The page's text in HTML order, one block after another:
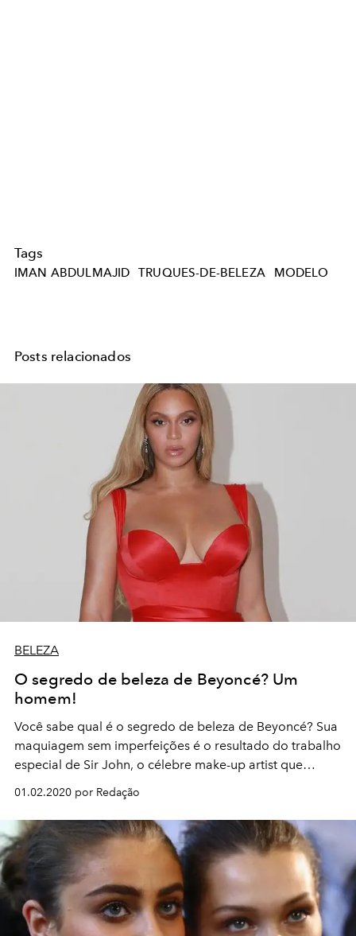
Tags
IMAN ABDULMAJID TRUQUES-DE-BELEZA MODELO
Posts relacionados
BELEZA
O segredo de beleza de Beyoncé? Um
homem!
Você sabe qual é o segredo de beleza de Beyoncé? Sua
maquiagem sem imperfeições é o resultado do trabalho
especial de Sir John, o célebre make-up artist que
promete a pele "perfeita"!
01.02.2020 por Redação